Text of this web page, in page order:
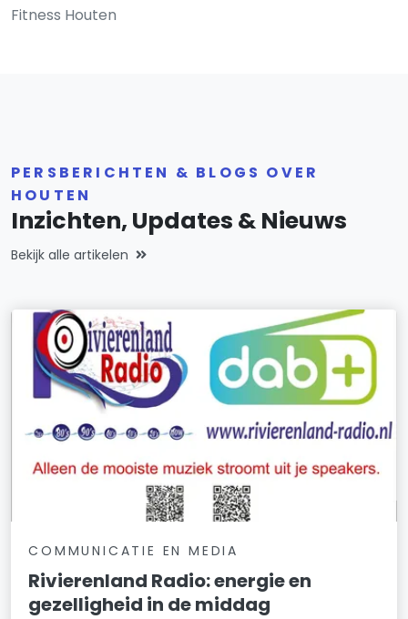
Fitness Houten
PERSBERICHTEN & BLOGS OVER
HOUTEN
Inzichten, Updates & Nieuws
Bekijk alle artikelen
COMMUNICATIE EN MEDIA
Rivierenland Radio: energie en
gezelligheid in de middag